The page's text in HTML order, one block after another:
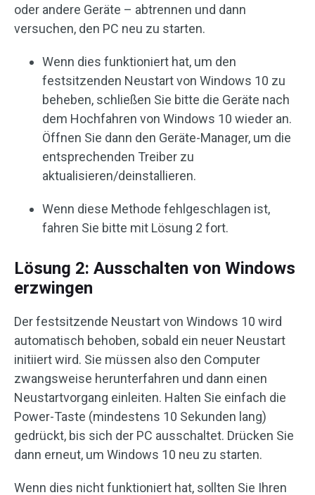
oder andere Geräte – abtrennen und dann
versuchen, den PC neu zu starten.
Wenn dies funktioniert hat, um den
festsitzenden Neustart von Windows 10 zu
beheben, schließen Sie bitte die Geräte nach
dem Hochfahren von Windows 10 wieder an.
Öffnen Sie dann den Geräte-Manager, um die
entsprechenden Treiber zu
aktualisieren/deinstallieren.
Wenn diese Methode fehlgeschlagen ist,
fahren Sie bitte mit Lösung 2 fort.
Lösung 2: Ausschalten von Windows
erzwingen
Der festsitzende Neustart von Windows 10 wird
automatisch behoben, sobald ein neuer Neustart
initiiert wird. Sie müssen also den Computer
zwangsweise herunterfahren und dann einen
Neustartvorgang einleiten. Halten Sie einfach die
Power-Taste (mindestens 10 Sekunden lang)
gedrückt, bis sich der PC ausschaltet. Drücken Sie
dann erneut, um Windows 10 neu zu starten.
Wenn dies nicht funktioniert hat, sollten Sie Ihren